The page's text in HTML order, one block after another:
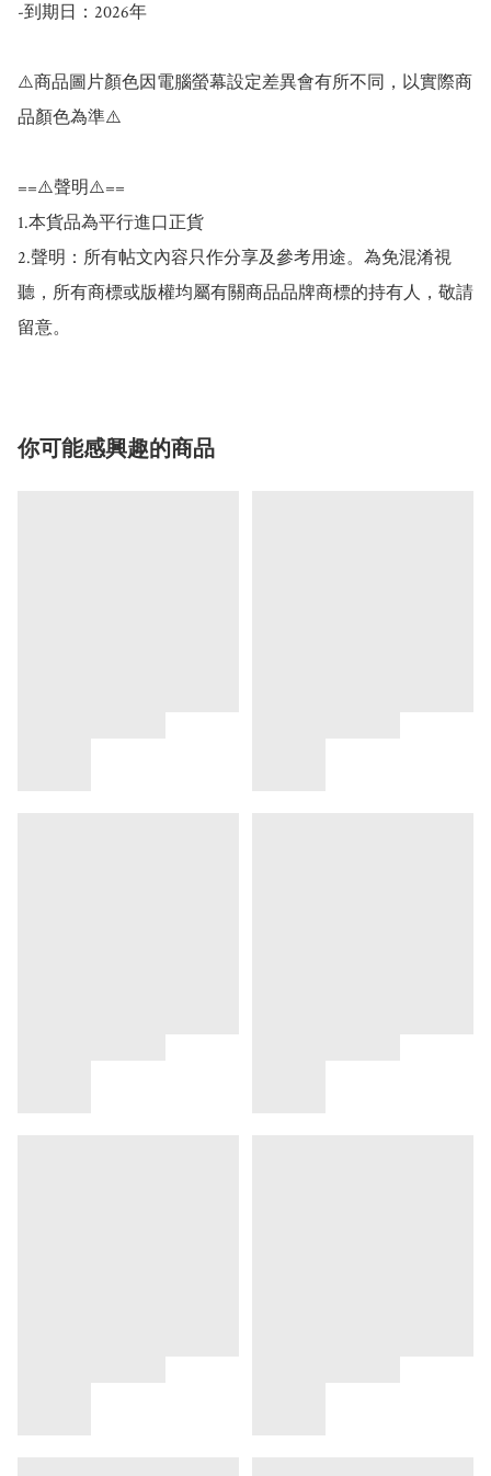
-到期日：2026年
⚠️商品圖片顏色因電腦螢幕設定差異會有所不同，以實際商
品顏色為準⚠️
==⚠️聲明⚠️==
1.本貨品為平行進口正貨
2.聲明：所有帖文內容只作分享及參考用途。為免混淆視
聽，所有商標或版權均屬有關商品品牌商標的持有人，敬請
留意。
你可能感興趣的商品